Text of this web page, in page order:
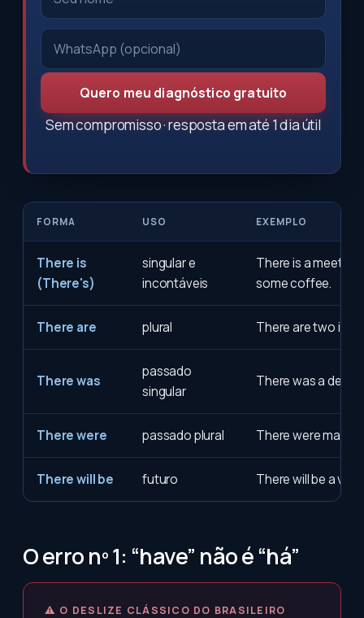
Quero meu diagnóstico gratuito
Sem compromisso · resposta em até 1 dia útil
FORMA USO EXEMPLO
There is
(There's)
singular e
incontáveis
There is a meeting
some coffee.
There are plural There are two
There was
passado
singular
There was a delay.
There were passado plural There were many
There will be futuro There will be a
O erro nº 1: “have” não é “há”
⚠ O DESLIZE CLÁSSICO DO BRASILEIRO